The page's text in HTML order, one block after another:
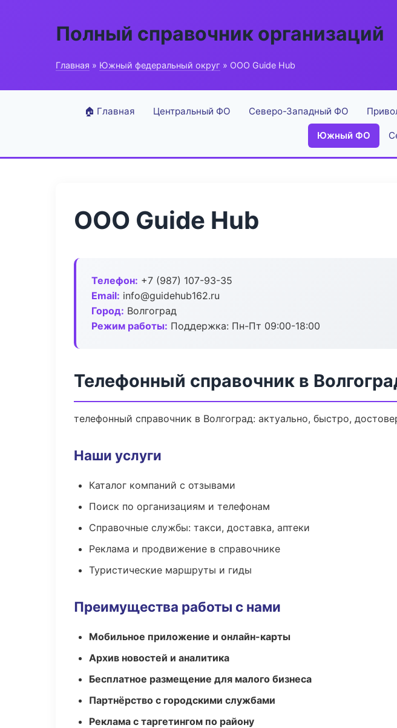
Полный справочник организаций
Главная » Южный федеральный округ » ООО Guide Hub
🏠 Главная Центральный ФО Северо-Западный ФО
Южный ФО
ООО Guide Hub
Телефон: +7 (987) 107-93-35
Email: info@guidehub162.ru
Город: Волгоград
Режим работы: Поддержка: Пн-Пт 09:00-18:00
Телефонный справочник в
телефонный справочник в Волгоград: актуально, быстро,
Наши услуги
Каталог компаний с отзывами
Поиск по организациям и телефонам
Справочные службы: такси, доставка, аптеки
Реклама и продвижение в справочнике
Туристические маршруты и гиды
Преимущества работы с нами
Мобильное приложение и онлайн-карты
Архив новостей и аналитика
Бесплатное размещение для малого бизнеса
Партнёрство с городскими службами
Реклама с таргетингом по району